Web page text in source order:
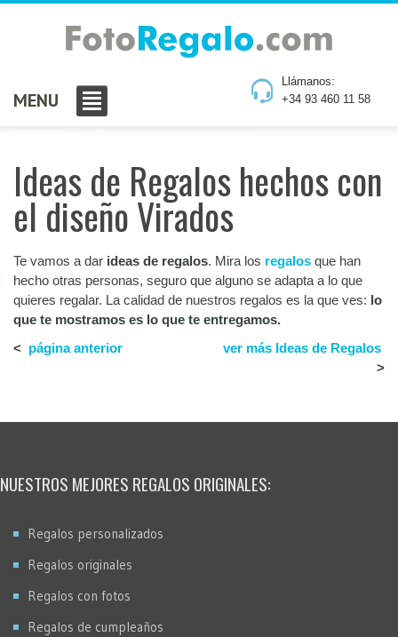
Llámanos:
+34 93 460 11 58
MENU
Ideas de Regalos hechos con
el diseño Virados
Te vamos a dar ideas de regalos. Mira los regalos que han
hecho otras personas, seguro que alguno se adapta a lo que
quieres regalar. La calidad de nuestros regalos es la que ves: lo
que te mostramos es lo que te entregamos.
< página anterior
ver más Ideas de Regalos
>
NUESTROS MEJORES REGALOS ORIGINALES:
Regalos personalizados
Regalos originales
Regalos con fotos
Regalos de cumpleaños